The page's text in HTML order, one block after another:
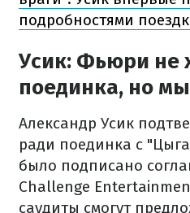
подробностями
Усик: Фьюри не
поединка, но
Александр Усик
ради поединка с
было подписано
Challenge
саудиты смогут